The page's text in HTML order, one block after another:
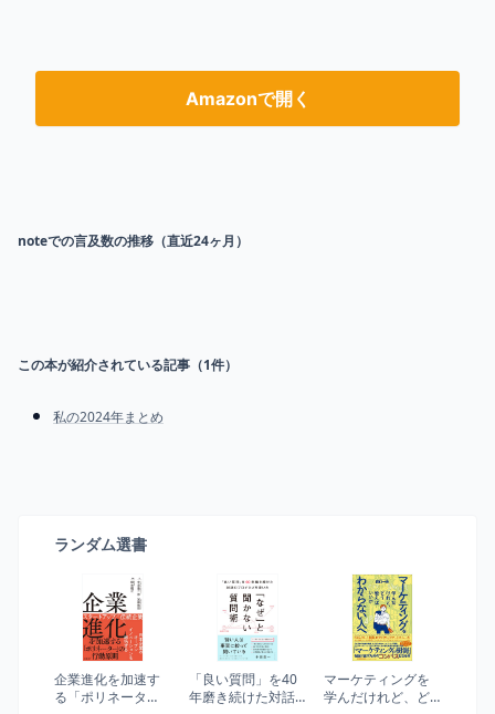
Amazonで開く
noteでの言及数の推移（直近24ヶ月）
この本が紹介されている記事（1件）
私の2024年まとめ
ランダム選書
企業進化を加速す
る「ポリネータ
「良い質問」を40
年磨き続けた対話
マーケティングを
学んだけれど、ど